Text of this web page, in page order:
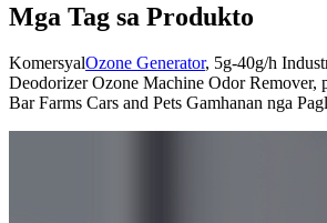
Mga Tag sa Produkto
KomersyalOzone Generator, 5g-40g/h
Deodorizer Ozone Machine Odor Remover,
Bar Farms Cars and Pets Gamhanan nga